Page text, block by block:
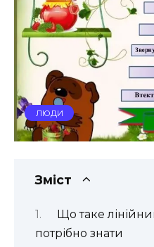
ЛЮДИ
Зміст
Що таке
потрібно знати